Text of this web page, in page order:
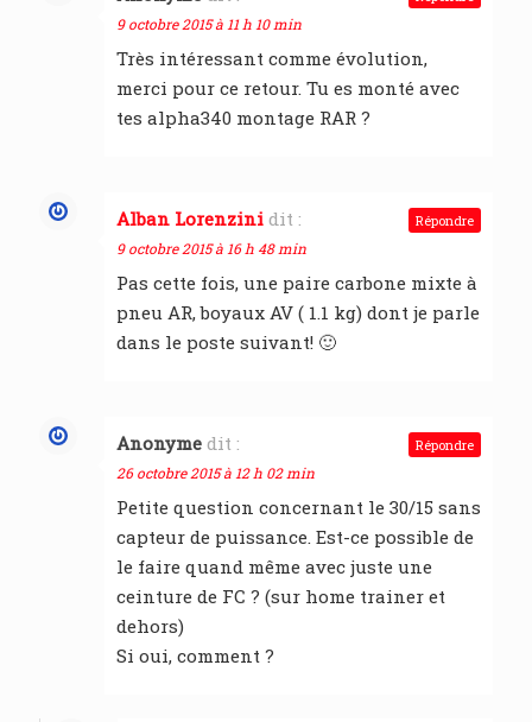
9 octobre 2015 à 11 h 10 min
Très intéressant comme évolution,
merci pour ce retour. Tu es monté avec
tes alpha340 montage RAR ?
Alban Lorenzini dit :
9 octobre 2015 à 16 h 48 min
Pas cette fois, une paire carbone mixte à
pneu AR, boyaux AV ( 1.1 kg) dont je parle
dans le poste suivant! 🙂
Répondre
Anonyme dit :
26 octobre 2015 à 12 h 02 min
Petite question concernant le 30/15 sans
capteur de puissance. Est-ce possible de
le faire quand même avec juste une
ceinture de FC ? (sur home trainer et
dehors)
Si oui, comment ?
Répondre